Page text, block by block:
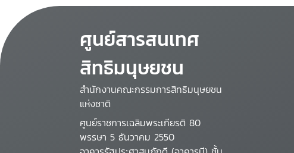
ศูนย์สารสนเทศ
สิทธิมนุษยชน
สำนักงานคณะกรรมการสิทธิมนุษยชน
แห่งชาติ
ศูนย์ราชการเฉลิมพระเกียรติ 80
พรรษา 5 ธันวาคม 2550